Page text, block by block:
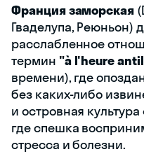
Франция заморская
Гваделупа, Реюньон)
расслабленное
термин "à l'heure
времени), где
без каких-либо
и островная
где спешка
стресса и болезни.